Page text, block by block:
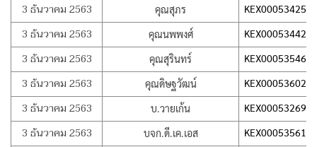
3 ธันวาคม 2563 คุณสุภร
3 ธันวาคม 2563 คุณนพพงศ์
3 ธันวาคม 2563 คุณสุรินทร์
3 ธันวาคม 2563 คุณดิษฐวัฒน์
3 ธันวาคม 2563 บ.วายเก้น
3 ธันวาคม 2563 บจก.ดี.เค.เอส